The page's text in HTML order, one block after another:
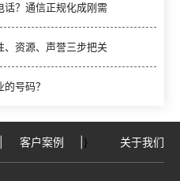
？通信正规化成刚需
资源、声誉三步把关
号码？
客户案例 } 关于我们